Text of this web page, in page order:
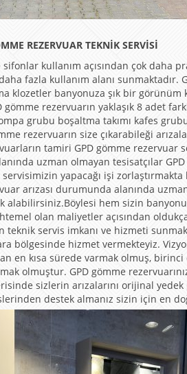
REZERVUAR TEKNİK SERVİSİ
kullanım açısından çok daha
fazla kullanım alanı sunmaktadır.
klozetler banyonuza şık bir
rezervuarın yaklaşık 8 adet
grubu boşaltma takımı kafes
rezervuarın size çıkarabileği
tamiri GPD gömme
uzman olmayan tesisatçılar
yapacağı işi
arızası durumunda alanında
hem sizin
olan maliyetler açısından
servis imkanı ve hizmeti
bölgesinde hizmet vermekteyiz.
en kısa sürede varmak olmuş, birinci
olmuştur. GPD gömme
sizlerin arızalarını orijinal
destek almanız sizin için en